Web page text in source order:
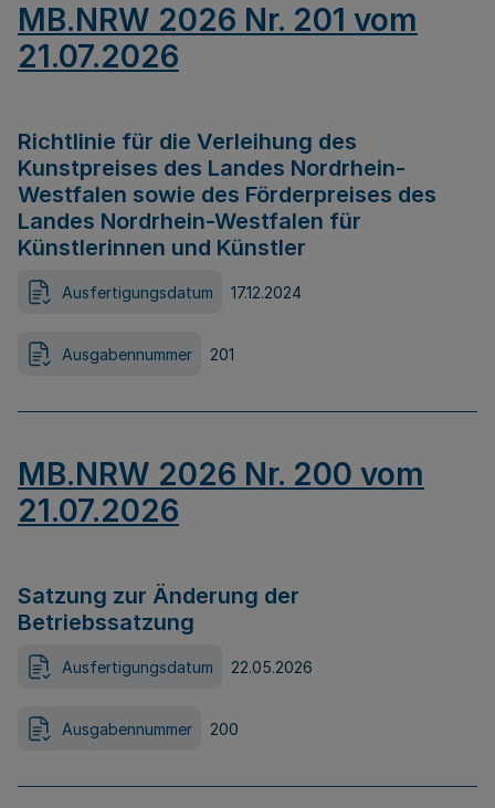
MB.NRW 2026 Nr. 201 vom
21.07.2026
Richtlinie für die Verleihung des
Kunstpreises des Landes Nordrhein-
Westfalen sowie des Förderpreises des
Landes Nordrhein-Westfalen für
Künstlerinnen und Künstler
Ausfertigungsdatum 17.12.2024
Ausgabennummer 201
MB.NRW 2026 Nr. 200 vom
21.07.2026
Satzung zur Änderung der
Betriebssatzung
Ausfertigungsdatum 22.05.2026
Ausgabennummer 200